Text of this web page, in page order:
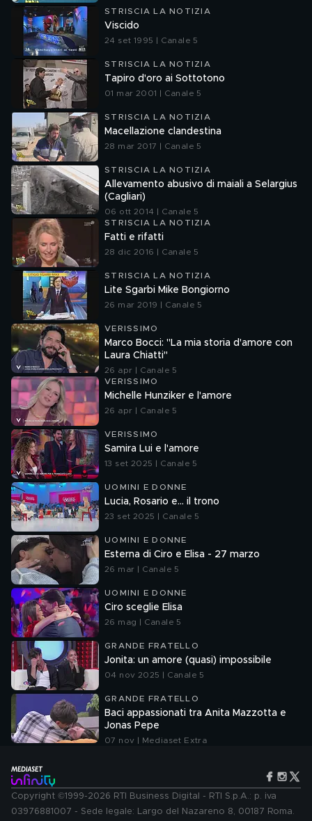
STRISCIA LA NOTIZIA
Viscido
24 set 1995 | Canale 5
STRISCIA LA NOTIZIA
Tapiro d'oro ai Sottotono
01 mar 2001 | Canale 5
STRISCIA LA NOTIZIA
Macellazione clandestina
28 mar 2017 | Canale 5
STRISCIA LA NOTIZIA
Allevamento abusivo di maiali a Selargius
(Cagliari)
06 ott 2014 | Canale 5
STRISCIA LA NOTIZIA
Fatti e rifatti
28 dic 2016 | Canale 5
STRISCIA LA NOTIZIA
Lite Sgarbi Mike Bongiorno
26 mar 2019 | Canale 5
VERISSIMO
Marco Bocci: "La mia storia d'amore con
Laura Chiatti"
26 apr | Canale 5
VERISSIMO
Michelle Hunziker e l'amore
26 apr | Canale 5
VERISSIMO
Samira Lui e l'amore
13 set 2025 | Canale 5
UOMINI E DONNE
Lucia, Rosario e... il trono
23 set 2025 | Canale 5
UOMINI E DONNE
Esterna di Ciro e Elisa - 27 marzo
26 mar | Canale 5
UOMINI E DONNE
Ciro sceglie Elisa
26 mag | Canale 5
GRANDE FRATELLO
Jonita: un amore (quasi) impossibile
04 nov 2025 | Canale 5
GRANDE FRATELLO
Baci appassionati tra Anita Mazzotta e
Jonas Pepe
07 nov | Mediaset Extra
Copyright ©1999-2026 RTI Business Digital - RTI S.p.A.: p. iva
03976881007 - Sede legale: Largo del Nazareno 8, 00187 Roma.